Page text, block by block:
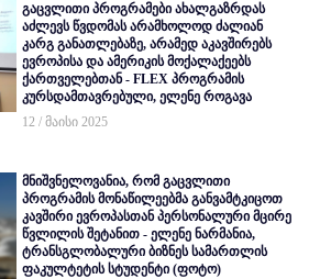
გაცვლითი პროგრამები ახალგაზრდას
აძლევს წვდომას არამხოლოდ ძალიან
კარგ განათლებაზე, არამედ აკავშირებს
ევროპისა და ამერიკის მოქალაქეებს
ქართველებთან - FLEX პროგრამის
კურსდამთავრებული, ელენე როგავა
12 / მაისი 2025
მნიშვნელოვანია, რომ გაცვლითი
პროგრამის მონაწილეებმა განვამტკიცოთ
კავშირი ევროპასთან პერსონალური მცირე
წვლილის შეტანით - ელენე ნარმანია,
ტრანსგლობალური ბიზნეს სამართლის
ფაკულტეტის სტუდენტი (ფოტო)